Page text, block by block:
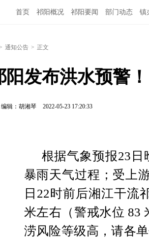
首页 祁阳概况 祁阳要闻 部门动态 镇
通知公告 > 正文
发布洪水预警！
编辑：胡湘琴 2022-05-23 17:20:33
根据气象预报23
暴雨天气过程；受上
日22时前后湘江干流
米左右（警戒水位 83
涝风险等级高，请各